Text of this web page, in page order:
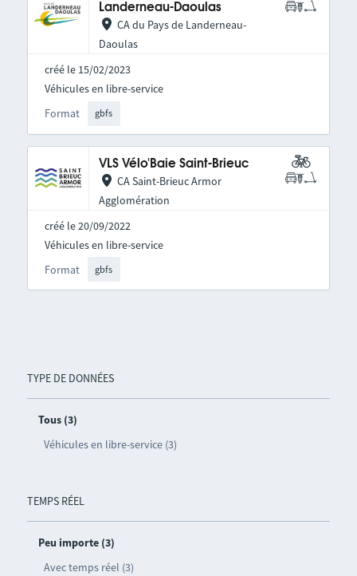
TYPE DE DONNÉES
Tous (3)
Véhicules en libre-service (3)
TEMPS RÉEL
Peu importe (3)
Avec temps réel (3)
Landerneau-Daoulas
CA du Pays de Landerneau-
Daoulas
créé le 15/02/2023
Format gbfs
Véhicules en libre-service
VLS Vélo'Baie Saint-Brieuc
CA Saint-Brieuc Armor
Agglomération
créé le 20/09/2022
Format gbfs
Véhicules en libre-service